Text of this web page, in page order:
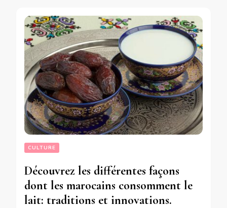
CULTURE
Découvrez les différentes façons
dont les marocains consomment le
lait: traditions et innovations.